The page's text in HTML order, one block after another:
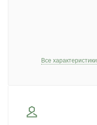
Все характеристики